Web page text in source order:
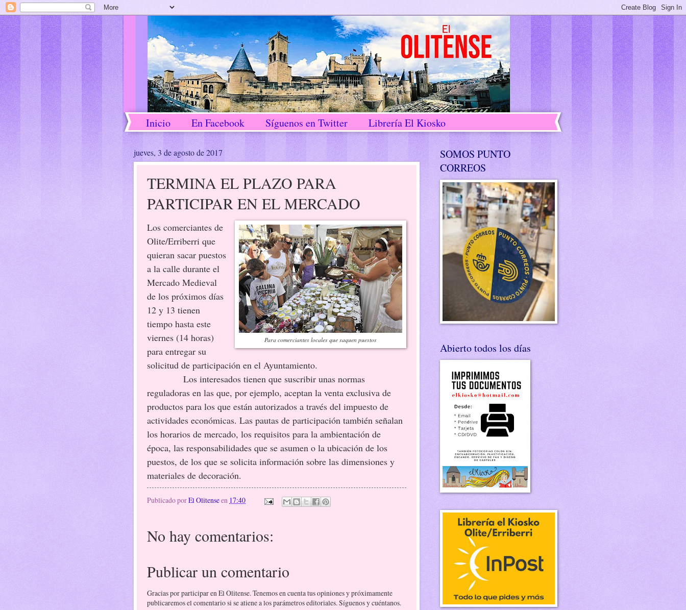
Inicio En Facebook Síguenos en Twitter Librería El Kiosko
jueves, 3 de agosto de 2017
TERMINA EL PLAZO PARA
PARTICIPAR EN EL MERCADO
Para comerciantes locales que saquen puestos
Los comerciantes de
Olite/Erriberri que
quieran sacar puestos
a la calle durante el
Mercado Medieval
de los próximos días
12 y 13 tienen
tiempo hasta este
viernes (14 horas)
para entregar su
solicitud de participación en el Ayuntamiento.
Los interesados tienen que suscribir unas normas
reguladoras en las que, por ejemplo, aceptan la venta exclusiva de
productos para los que están autorizados a través del impuesto de
actividades económicas. Las pautas de participación también señalan
los horarios de mercado, los requisitos para la ambientación de
época, las responsabilidades que se asumen o la ubicación de los
puestos, de los que se solicita información sobre las dimensiones y
materiales de decoración.
Publicado porEl Olitenseen 17:40
No hay comentarios:
Publicar un comentario
Gracias por participar en El Olitense. Tenemos en cuenta tus opiniones y próximamente
publicaremos el comentario si se atiene a los parámetros editoriales. Síguenos y cuéntanos.
SOMOS PUNTO
CORREOS
Abierto todos los días